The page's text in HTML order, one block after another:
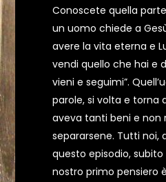
Conoscete quella
un uomo chiede a
avere la vita eterna e
vendi quello che hai e
vieni e seguimi”.
parole, si volta e torna
aveva tanti beni e non
separarsene. Tutti noi,
questo episodio,
nostro primo pensiero